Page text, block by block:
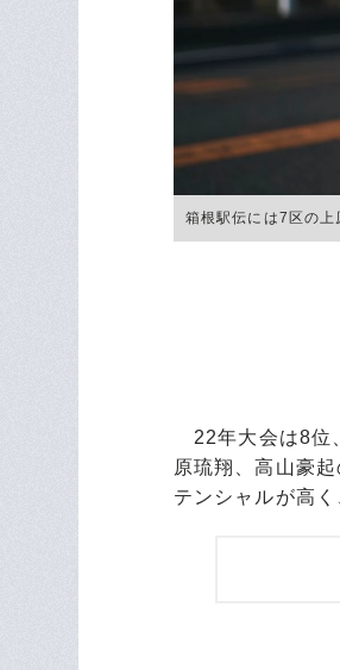
箱根駅伝には7区の
22年大会は8位
原琉翔、高山豪
テンシャルが高